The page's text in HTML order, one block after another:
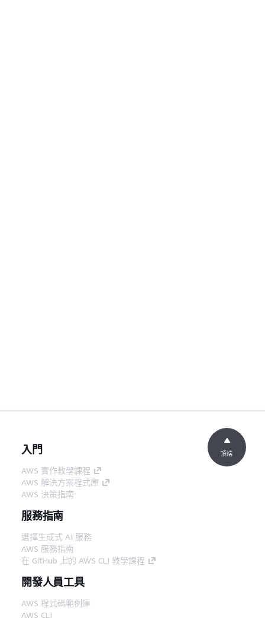
入門
AWS 實作教學課程
AWS 解決方案程式庫
AWS 決策指南
服務指南
選擇生成式 AI 服務
AWS 服務指南
在 GitHub 上的 AWS CLI 教學課程
開發人員工具
AWS 程式碼範例庫
AWS CLI
頂端